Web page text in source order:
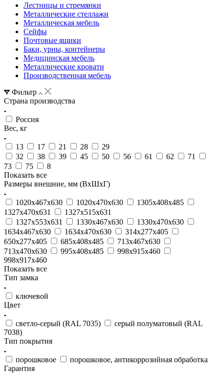
Лестницы и стремянки
Металлические стеллажи
Металлическая мебель
Сейфы
Почтовые ящики
Баки, урны, контейнеры
Медицинская мебель
Металлические кровати
Производственная мебель
Фильтр
Страна производства
Россия
Вес, кг
13 17 21 28
29
32
38 39 45 50 56 61 62
71
73
75
8
Показать все
Размеры внешние, мм (ВхШхГ)
1020x467x630 1020x470x630
1305x408x485
1327x470x631
1327x515x631
1327x553x631
1330x467x630
1330x470x630
1634x467x630
1634x470x630
314x277x405
650x277x405
685x408x485
713x467x630
713x470x630
995x408x485
998x915x460
998x917x460
Показать все
Тип замка
ключевой
Цвет
светло-серый (RAL 7035)
серый полуматовый (RAL
7038)
Тип покрытия
порошковое
порошковое, антикоррозийная обработка
Гарантия